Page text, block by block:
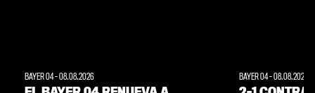
BAYER 04-08.08.2026 BAYER 04-08.08.2026